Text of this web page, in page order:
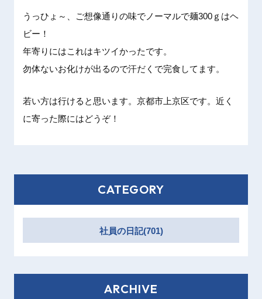
うっひょ ～、ご想像通りの味でノーマルで麺300ｇ はヘ
ビー ！
年寄りにはこれはキツイかったです。
勿体ないお化けが出るので汗だくで完食して ます。
若い方は行けると 思います。京都市上京区です。近く
に寄った際にはどうぞ！
CATEGORY
社員の日記(701)
ARCHIVE